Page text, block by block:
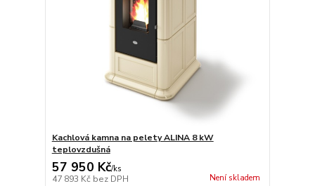
Kachlová kamna na pelety ALINA 8 kW
teplovzdušná
57 950 Kč/ks
47 893 Kč bez DPH Není skladem